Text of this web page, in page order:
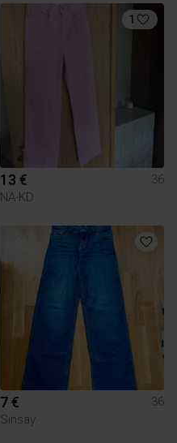
1
13 €
36
NA-KD
7 €
36
Sinsay